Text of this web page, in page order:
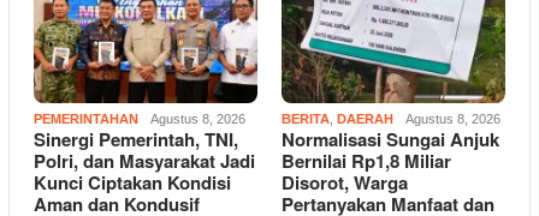
PEMERINTAHAN Agustus 8, 2026
Sinergi Pemerintah, TNI,
Polri, dan Masyarakat Jadi
Kunci Ciptakan Kondisi
Aman dan Kondusif
BERITA, DAERAH Agustus 8, 2026
Normalisasi Sungai Anjuk
Bernilai Rp1,8 Miliar
Disorot, Warga
Pertanyakan Manfaat dan